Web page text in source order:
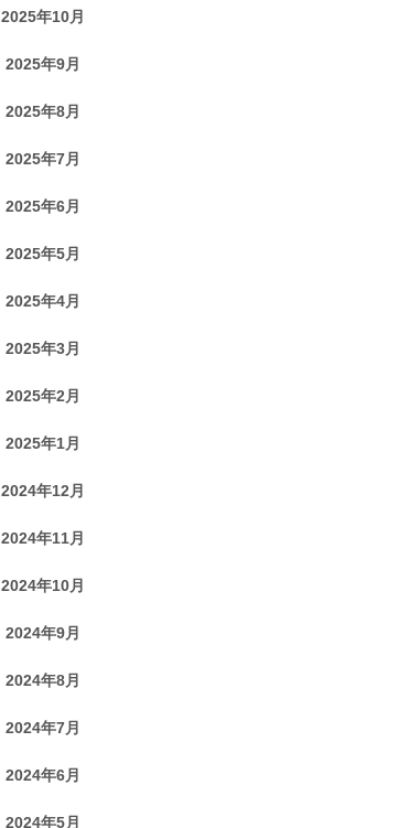
2025年10月
2025年9月
2025年8月
2025年7月
2025年6月
2025年5月
2025年4月
2025年3月
2025年2月
2025年1月
2024年12月
2024年11月
2024年10月
2024年9月
2024年8月
2024年7月
2024年6月
2024年5月